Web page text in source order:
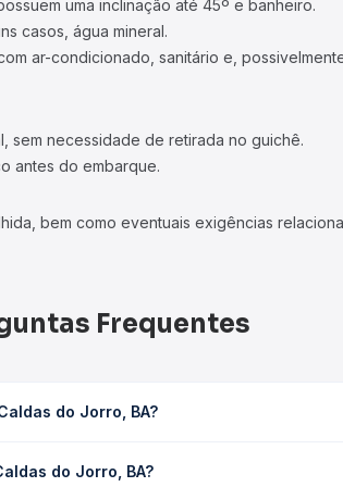
uma inclinação até 45º e banheiro.
casos, água mineral.
ar-condicionado, sanitário e,
sem necessidade de retirada no guichê.
antes do embarque.
bem como eventuais exigências
Frequentes
do Jorro, BA?
os horários disponíveis e vê a
do Jorro, BA?